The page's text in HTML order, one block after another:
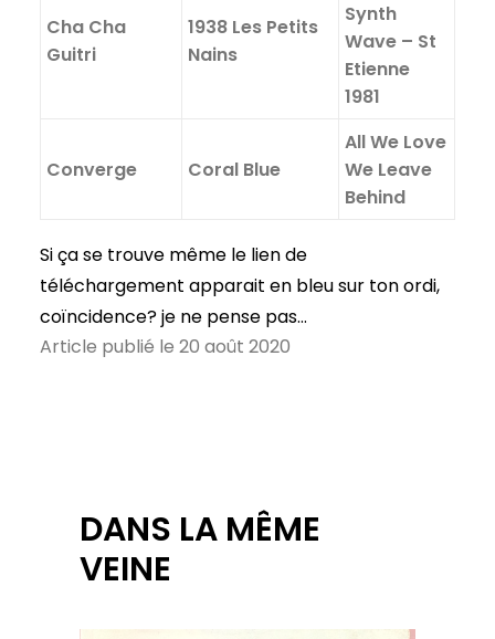
Cha Cha
Guitri
1938 Les Petits
Nains
Synth
Wave – St
Etienne
1981
Converge Coral Blue
All We Love
We Leave
Behind
Si ça se trouve même le lien de
téléchargement apparait en bleu sur ton ordi,
coïncidence? je ne pense pas…
Article publié le 20 août 2020
DANS LA MÊME
VEINE